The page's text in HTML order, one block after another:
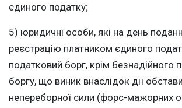
єдиного податку;
5) юридичні особи, які на день
реєстрацію платником єдиного
податковий борг, крім безнадійного
боргу, що виник внаслідок дії
непереборної сили (форс-мажорних